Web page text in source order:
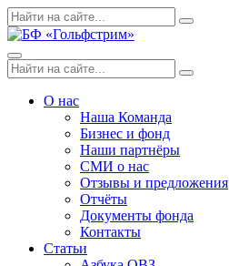
Skip
to
Поиск
по:
Search
Menu
Поиск
по:
Search
О нас
Наша Команда
Бизнес и фонд
Наши партнёры
СМИ о нас
Отзывы и предложения
Отчёты
Документы фонда
Контакты
Статьи